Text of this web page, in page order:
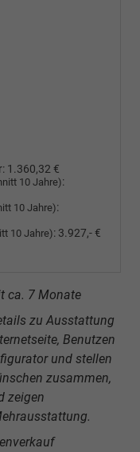
1.360,32 €
10 Jahre):
10 Jahre):
10 Jahre): 3.927,- €
ca. 7 Monate
zu Ausstattung
Benutzen
und stellen
zusammen,
zeigen